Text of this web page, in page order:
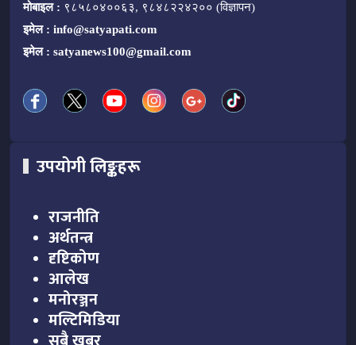
मोबाइल : ९८५८०४००६३, ९८४८२२४२०० (विज्ञापन)
इमेल : info@satyapati.com
इमेल : satyanews100@gmail.com
उपयोगी लिङ्कहरू
राजनीति
अर्थतन्त्र
दृष्टिकोण
आलेख
मनोरञ्जन
मल्टिमिडिया